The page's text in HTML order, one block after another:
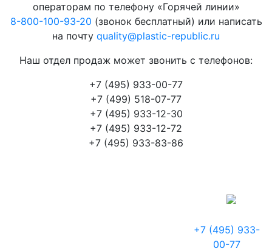
операторам по телефону «Горячей линии»
8-800-100-93-20 (звонок бесплатный) или написать
на почту quality@plastic-republic.ru
Наш отдел продаж может звонить с телефонов:
+7 (495) 933-00-77
+7 (499) 518-07-77
+7 (495) 933-12-30
+7 (495) 933-12-72
+7 (495) 933-83-86
+7 (495) 933-
00-77